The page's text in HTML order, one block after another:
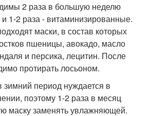
2 раза в большую неделю
1-2 раза - витаминизированные.
маски, в состав которых
пшеницы, авокадо, масло
и персика, лецитин. После
протирать лосьоном.
период нуждается в
поэтому 1-2 раза в месяц
маску заменять увлажняющей.